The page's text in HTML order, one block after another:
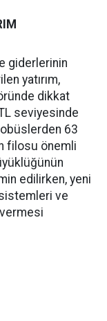
giderlerinin
yatırım,
dikkat
seviyesinde
63
filosu önemli
edilirken, yeni
ve